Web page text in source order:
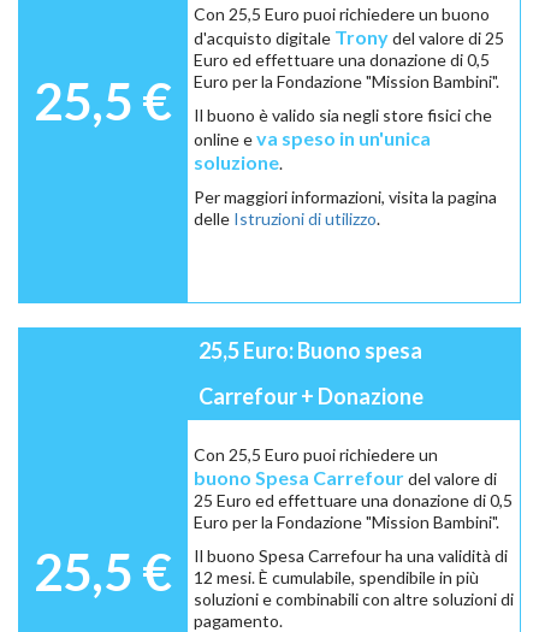
25,5 €
Con 25,5 Euro puoi richiedere un buono
d'acquisto digitale Tronydel valore di 25
Euro ed effettuare una donazione di 0,5
Euro per la Fondazione "Mission Bambini".
Il buono è valido sia negli store fisici che
online eva speso in un'unica
soluzione.
Per maggiori informazioni, visita la pagina
delle Istruzioni di utilizzo.
25,5 €
25,5 Euro: Buono spesa
Carrefour + Donazione
Con 25,5 Euro puoi richiedere un
buono Spesa Carrefourdel valore di
25 Euro ed effettuare una donazione di 0,5
Euro per la Fondazione "Mission Bambini".
Il buono Spesa Carrefour ha una validità di
12 mesi. È cumulabile, spendibile in più
soluzioni e combinabili con altre soluzioni di
pagamento.